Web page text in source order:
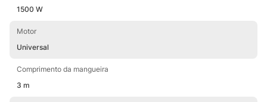
1500 W
Motor
Universal
Comprimento da mangueira
3 m